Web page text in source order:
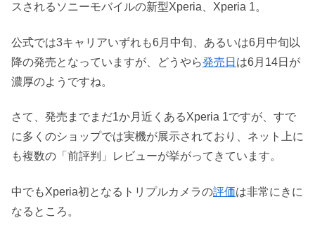
スされるソニーモバイルの新型Xperia、Xperia 1。
公式では3キャリアいずれも6月中旬、あるいは6月中旬以
降の発売となっていますが、どうやら発売日 は6月14日が
濃厚のようですね。
さて、発売までまだ1か月近くあるXperia 1ですが、すで
に多くのショップでは実機が展示されており、ネット上に
も複数の「前評判」レビューが挙がってきています。
中でもXperia初となるトリプルカメラの評価は非常にきに
なるところ。